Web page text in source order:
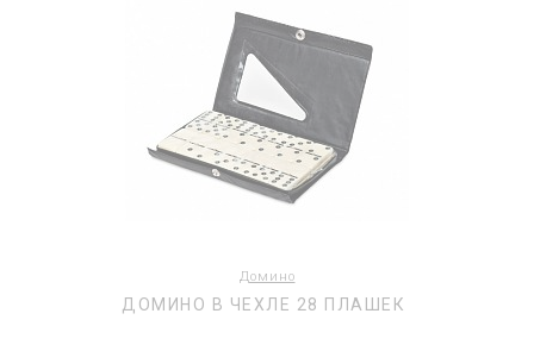
Домино
ДОМИНО В ЧЕХЛЕ 28 ПЛАШЕК